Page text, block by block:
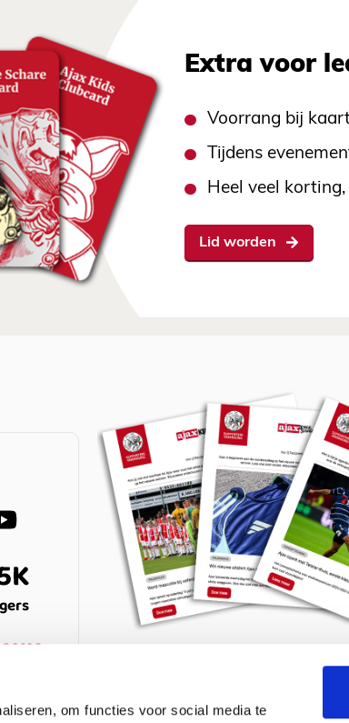
om functies voor social media te
Extra voor
Voorrang bij
Tijdens
Heel veel
Lid worden
Meld je aan